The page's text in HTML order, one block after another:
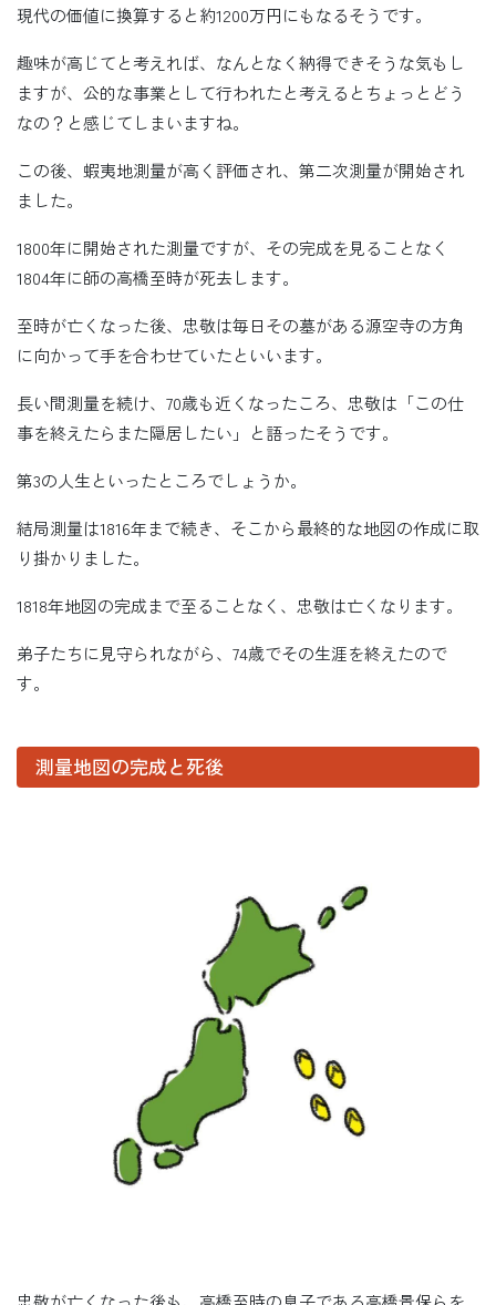
現代の価値に換算すると約1200万円にもなるそうです。
趣味が高じてと考えれば、なんとなく納得できそうな気もし
ますが、公的な事業として行われたと考えるとちょっとどう
なの？と感じてしまいますね。
この後、蝦夷地測量が高く評価され、第二次測量が開始され
ました。
1800年に開始された測量ですが、その完成を見ることなく
1804年に師の高橋至時が死去します。
至時が亡くなった後、忠敬は毎日その墓がある源空寺の方角
に向かって手を合わせていたといいます。
長い間測量を続け、70歳も近くなったころ、忠敬は「この仕
事を終えたらまた隠居したい」と語ったそうです。
第3の人生といったところでしょうか。
結局測量は1816年まで続き、そこから最終的な地図の作成に取
り掛かりました。
1818年地図の完成まで至ることなく、忠敬は亡くなります。
弟子たちに見守られながら、74歳でその生涯を終えたので
す。
測量地図の完成と死後